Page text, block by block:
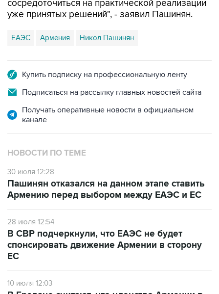
ЕАЭС Армения Никол Пашинян
Подписаться на рассылку главных новостей сайта
Получать оперативные новости в официальном
НОВОСТИ ПО ТЕМЕ
30 июля 12:28
Армению перед выбором между ЕАЭС и ЕС
28 июля 12:54
спонсировать движение Армении в сторону
ЕС
ЕАЭС лишается смысла при сохранении